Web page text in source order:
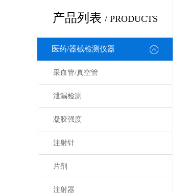
产品列表 / PRODUCTS
医药/器械检测仪器
采血管/真空管
泄漏检测
凝胶强度
注射针
片剂
注射器